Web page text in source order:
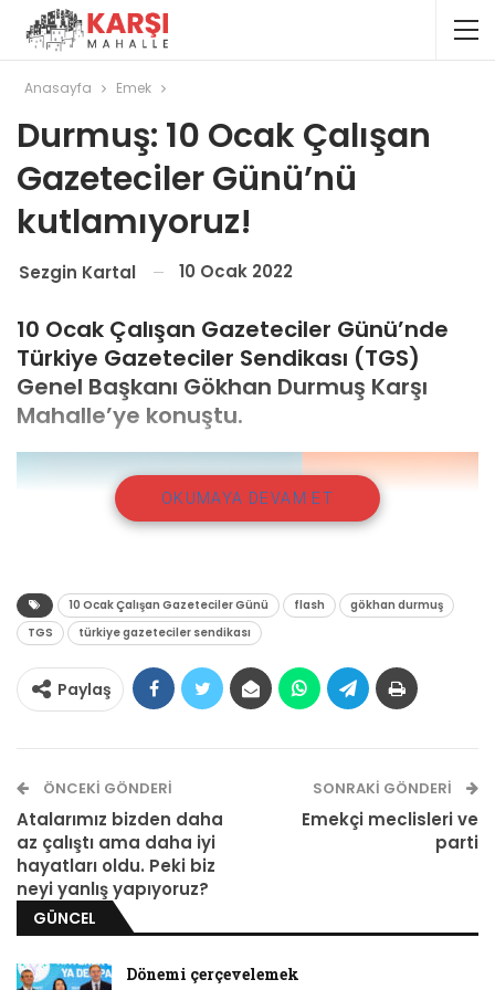
Anasayfa Emek
Durmuş: 10 Ocak Çalışan
Gazeteciler Günü’nü
kutlamıyoruz!
Sezgin Kartal 10 Ocak 2022
10 Ocak Çalışan Gazeteciler Günü’nde
Türkiye Gazeteciler Sendikası (TGS)
Genel Başkanı Gökhan Durmuş Karşı
Mahalle’ye konuştu.
10 Ocak Çalışan Gazeteciler Günü’nü neden
kutlamadıklarını aktaran Durmuş, medyadaki
dönüşüme ve gazetecilerin örgütlenmelerine
dair açıklamalarda bulundu.
yaptığınız için varsınız’
OKUMAYA DEVAM ET
10 Ocak Çalışan Gazeteciler Günü flash
gökhan durmuş
TGS
türkiye gazeteciler sendikası
Paylaş
ÖNCEKI GÖNDERI
Atalarımız bizden daha
az çalıştı ama daha iyi
hayatları oldu. Peki biz
neyi yanlış yapıyoruz?
SONRAKI GÖNDERI
Emekçi meclisleri ve
parti
GÜNCEL
Dönemi çerçevelemek